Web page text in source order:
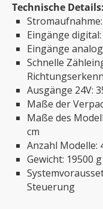
Technische Details:
Stromaufnahme:
Eingänge digital:
Eingänge analog
Schnelle
Ausgänge 24V:
Maße der
Maße des
cm
Anzahl Modelle:
Gewicht: 19500 g
Steuerung